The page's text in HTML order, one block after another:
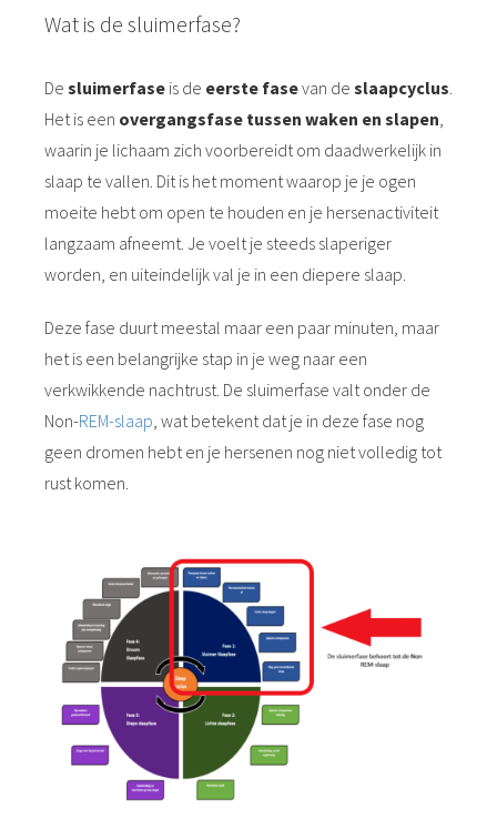
Wat is de sluimerfase?
De sluimerfase is de eerste fasevan de slaapcyclus.
Het is een overgangsfase tussen waken en slapen,
waarin je lichaam zich voorbereidt om daadwerkelijk in
slaap te vallen. Dit is het moment waarop je je ogen
moeite hebt om open te houden en je hersenactiviteit
langzaam afneemt. Je voelt je steeds slaperiger
worden, en uiteindelijk val je in een diepere slaap.
Deze fase duurt meestal maar een paar minuten, maar
het is een belangrijke stap in je weg naar een
verkwikkende nachtrust. De sluimerfase valt onder de
Non-REM-slaap, wat betekent dat je in deze fase nog
geen dromen hebt en je hersenen nog niet volledig tot
rust komen.